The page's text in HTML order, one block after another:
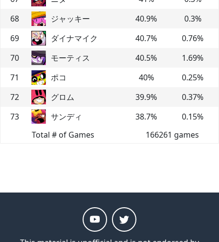
68
ジャッキー 40.9% 0.3%
69
ダイナマイク 40.7% 0.76%
70
モーティス 40.5% 1.69%
71
ポコ 40% 0.25%
72
グロム 39.9% 0.37%
73
サンディ 38.7% 0.15%
Total # of Games
166261 games